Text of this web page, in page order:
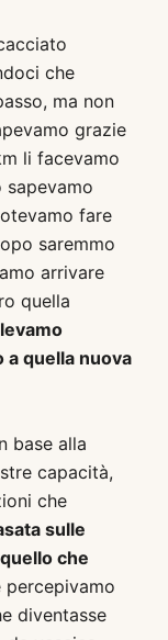
che
ma non
grazie
li facevamo
sapevamo
fare
saremmo
arrivare
quella
quella nuova
base alla
capacità,
che
sulle
che
percepivamo
diventasse